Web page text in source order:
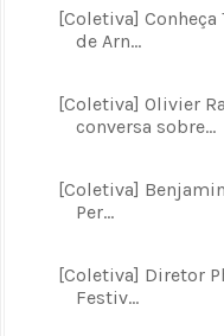
[Coletiva]
de Arn...
[Coletiva] Olivier
conversa sobre...
[Coletiva]
Per...
[Coletiva] Diretor
Festiv...